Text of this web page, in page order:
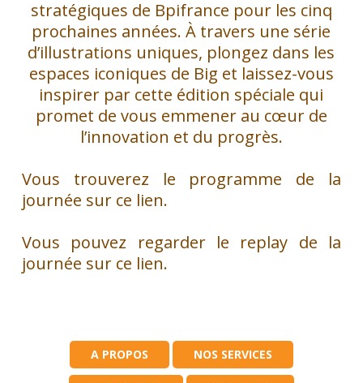
stratégiques de Bpifrance pour les cinq
prochaines années. À travers une série
d’illustrations uniques, plongez dans les
espaces iconiques de Big et laissez-vous
inspirer par cette édition spéciale qui
promet de vous emmener au cœur de
l’innovation et du progrès.
Vous trouverez le programme de la
journée sur ce lien.
Vous pouvez regarder le replay de la
journée sur ce lien.
A PROPOS NOS SERVICES